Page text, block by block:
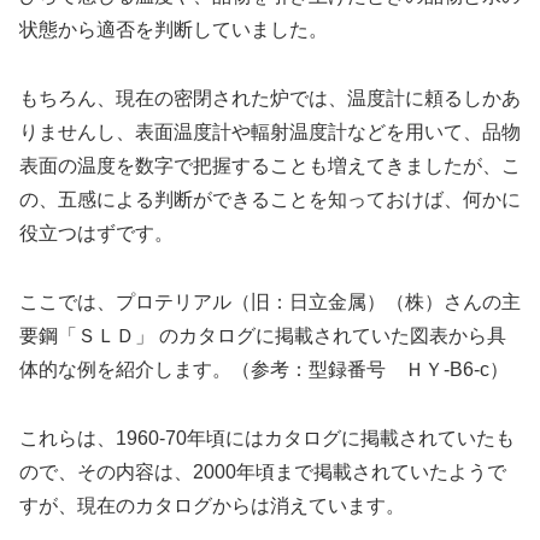
状態から適否を判断していました。
もちろん、現在の密閉された炉では、温度計に頼るしかあ
りませんし、表面温度計や輻射温度計などを用いて、品物
表面の温度を数字で把握することも増えてきましたが、こ
の、五感による判断ができることを知っておけば、何かに
役立つはずです。
ここでは、プロテリアル（旧：日立金属）（株）さんの主
要鋼「ＳＬＤ」 のカタログに掲載されていた図表から具
体的な例を紹介します。（参考：型録番号 ＨＹ-B6-c）
これらは、1960-70年頃にはカタログに掲載されていたも
ので、その内容は、2000年頃まで掲載されていたようで
すが、現在のカタログからは消えています。